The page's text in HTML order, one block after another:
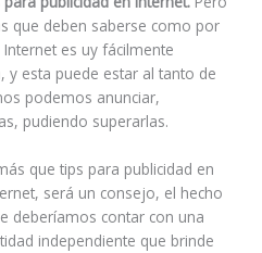
que deben saberse como por
es uy fácilmente
y esta puede estar al tanto de
podemos anunciar,
pudiendo superarlas.
que tips para publicidad en
será un consejo, el hecho
deberíamos contar con una
independiente que brinde